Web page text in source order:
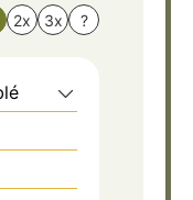
2x 3x ?